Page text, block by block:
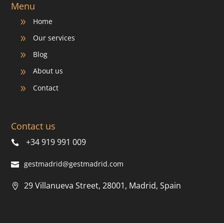
Menu
9 Home
9 Our services
9 Blog
9 About us
9 Contact
Contact us
+34 919 991 009
gestmadrid@gestmadrid.com
29 Villanueva Street, 28001, Madrid, Spain